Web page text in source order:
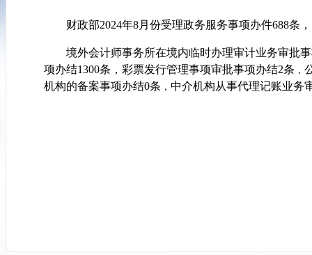
财政部2024年8月份受理政务服务事项办件688条
境外会计师事务所在境内临时办理审计业务审批
项办结1300条 ， 彩票发行管理事项审批事项办结2条 ，
机构的备案事项办结0条 ， 中介机构从事代理记账业务